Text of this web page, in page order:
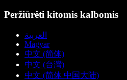
Peržiūrėti kitomis kalbomis
العربية
Magyar
中文 (简体)
中文 (台灣)
中文 (简体 中国大陆)